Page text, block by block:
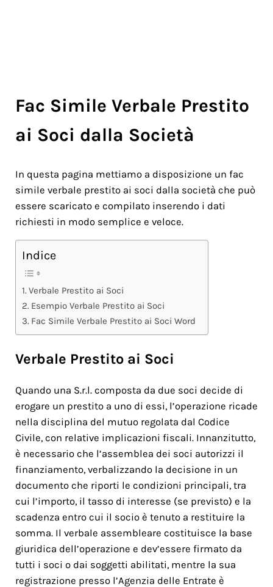
Fac Simile Verbale Prestito
ai Soci dalla Società
In questa pagina mettiamo a disposizione un fac
simile verbale prestito ai soci dalla società che può
essere scaricato e compilato inserendo i dati
richiesti in modo semplice e veloce.
Indice
Verbale Prestito ai Soci
Esempio Verbale Prestito ai Soci
Fac Simile Verbale Prestito ai Soci Word
Verbale Prestito ai Soci
Quando una S.r.l. composta da due soci decide di
erogare un prestito a uno di essi, l’operazione ricade
nella disciplina del mutuo regolata dal Codice
Civile, con relative implicazioni fiscali. Innanzitutto,
è necessario che l’assemblea dei soci autorizzi il
finanziamento, verbalizzando la decisione in un
documento che riporti le condizioni principali, tra
cui l’importo, il tasso di interesse (se previsto) e la
scadenza entro cui il socio è tenuto a restituire la
somma. Il verbale assembleare costituisce la base
giuridica dell’operazione e dev’essere firmato da
tutti i soci o dai soggetti abilitati, mentre la sua
registrazione presso l’Agenzia delle Entrate è